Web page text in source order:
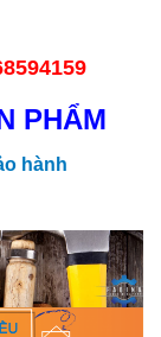
PHẨM
hành